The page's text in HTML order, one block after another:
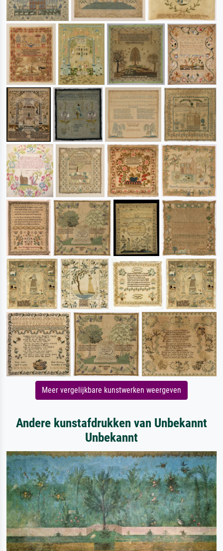
Meer vergelijkbare kunstwerken weergeven
Andere kunstafdrukken van Unbekannt
Unbekannt